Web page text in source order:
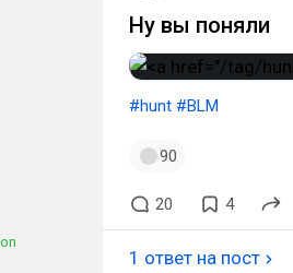
Ну вы поняли
#hunt #BLM
90
20 4
1 ответ на пост